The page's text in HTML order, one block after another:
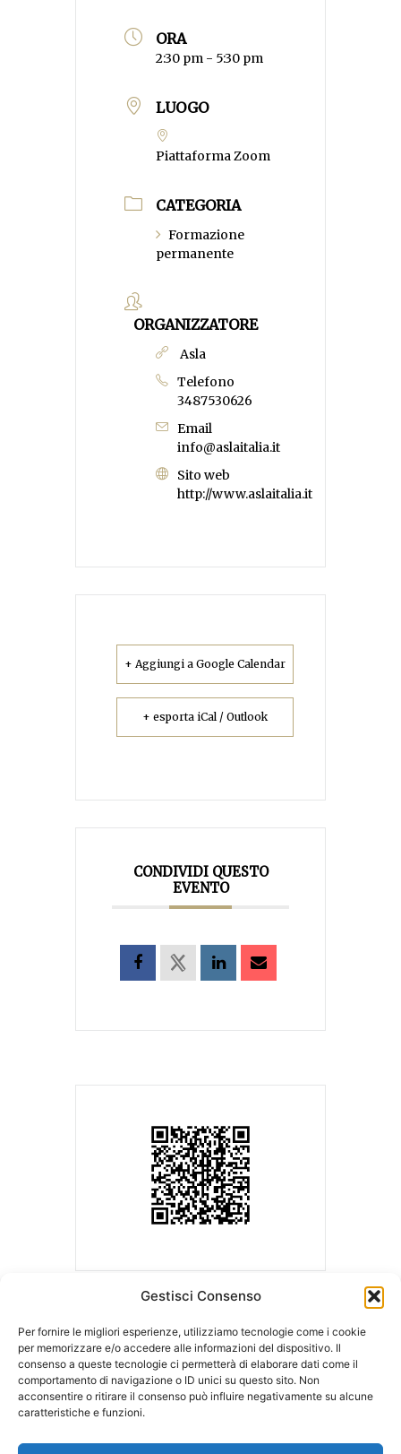
Gestisci Consenso
Per fornire le migliori esperienze, utilizziamo tecnologie come i cookie
per memorizzare e/o accedere alle informazioni del dispositivo. Il
consenso a queste tecnologie ci permetterà di elaborare dati come il
comportamento di navigazione o ID unici su questo sito. Non
acconsentire o ritirare il consenso può influire negativamente su alcune
caratteristiche e funzioni.
ORA
2:30 pm - 5:30 pm
LUOGO
Piattaforma Zoom
CATEGORIA
Formazione
permanente
ORGANIZZATORE
Asla
Telefono
3487530626
Email
info@aslaitalia.it
Sito web
http://www.aslaitalia.it
+ Aggiungi a Google Calendar
+ esporta iCal / Outlook
CONDIVIDI QUESTO
EVENTO
ASLA | Associazione Studi Legali Associati
Sede Legale c/o Ordine degli Avvocati
di Milano
Sede operativa c/o LCA Studio